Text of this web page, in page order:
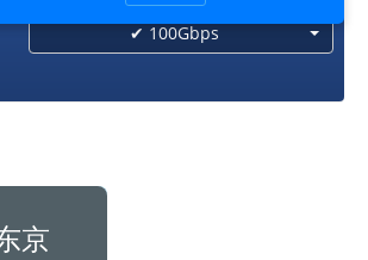
✔ 100Gbps
京